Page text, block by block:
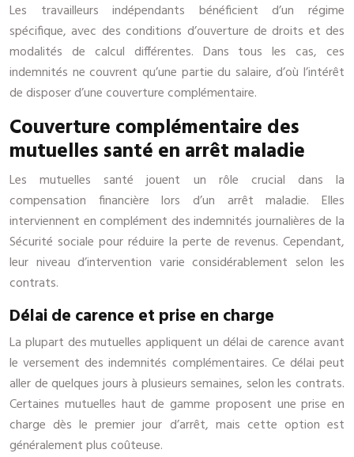
Les travailleurs indépendants bénéficient d’un régime
spécifique, avec des conditions d’ouverture de droits et des
modalités de calcul différentes. Dans tous les cas, ces
indemnités ne couvrent qu’une partie du salaire, d’où l’intérêt
de disposer d’une couverture complémentaire.
Couverture complémentaire des
mutuelles santé en arrêt maladie
Les mutuelles santé jouent un rôle crucial dans la
compensation financière lors d’un arrêt maladie. Elles
interviennent en complément des indemnités journalières de la
Sécurité sociale pour réduire la perte de revenus. Cependant,
leur niveau d’intervention varie considérablement selon les
contrats.
Délai de carence et prise en charge
La plupart des mutuelles appliquent un délai de carence avant
le versement des indemnités complémentaires. Ce délai peut
aller de quelques jours à plusieurs semaines, selon les contrats.
Certaines mutuelles haut de gamme proposent une prise en
charge dès le premier jour d’arrêt, mais cette option est
généralement plus coûteuse.